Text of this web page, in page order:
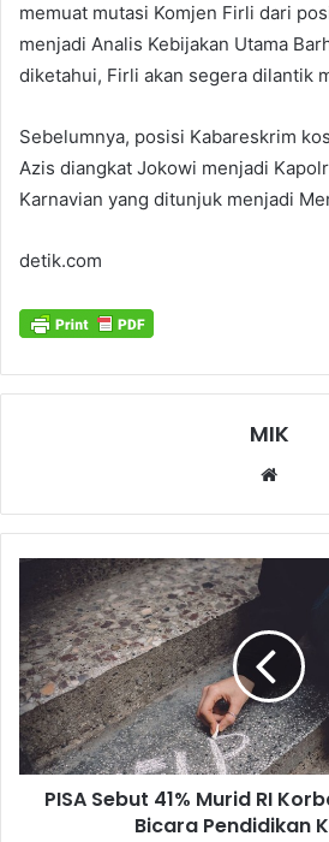
memuat mutasi Komjen Firli dari
menjadi Analis Kebijakan Utama
diketahui, Firli akan segera dilantik
Sebelumnya, posisi Kabareskrim
Azis diangkat Jokowi menjadi
Karnavian yang ditunjuk menjadi
detik.com
MIK
PISA Sebut 41% Murid RI
Bicara Pendidikan